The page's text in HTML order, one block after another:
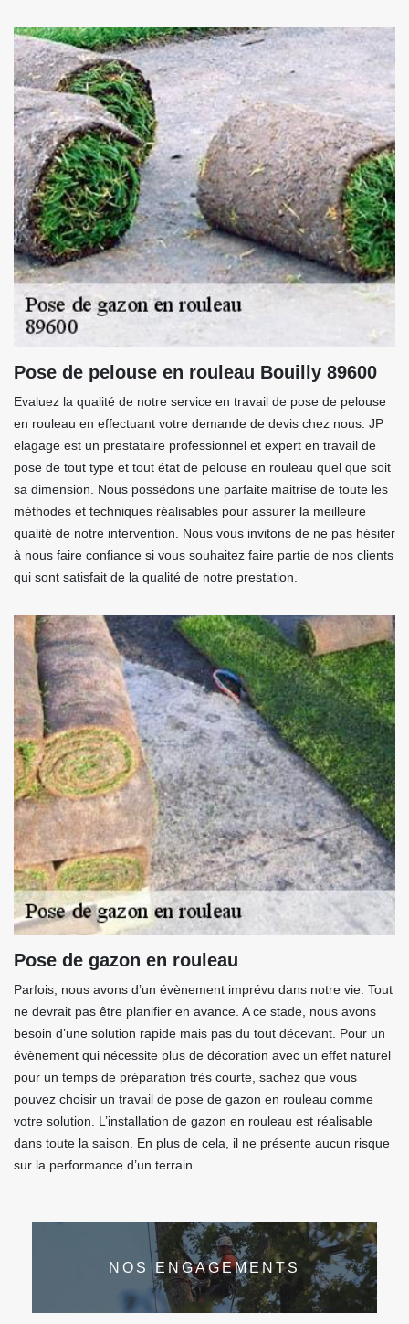
Pose de pelouse en rouleau Bouilly 89600
Evaluez la qualité de notre service en travail de pose de pelouse
en rouleau en effectuant votre demande de devis chez nous. JP
elagage est un prestataire professionnel et expert en travail de
pose de tout type et tout état de pelouse en rouleau quel que soit
sa dimension. Nous possédons une parfaite maitrise de toute les
méthodes et techniques réalisables pour assurer la meilleure
qualité de notre intervention. Nous vous invitons de ne pas hésiter
à nous faire confiance si vous souhaitez faire partie de nos clients
qui sont satisfait de la qualité de notre prestation.
Pose de gazon en rouleau
Parfois, nous avons d’un évènement imprévu dans notre vie. Tout
ne devrait pas être planifier en avance. A ce stade, nous avons
besoin d’une solution rapide mais pas du tout décevant. Pour un
évènement qui nécessite plus de décoration avec un effet naturel
pour un temps de préparation très courte, sachez que vous
pouvez choisir un travail de pose de gazon en rouleau comme
votre solution. L’installation de gazon en rouleau est réalisable
dans toute la saison. En plus de cela, il ne présente aucun risque
sur la performance d’un terrain.
NOS ENGAGEMENTS